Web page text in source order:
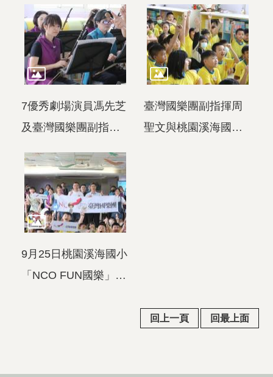
7優秀劇場演員馮先芝
及臺灣國樂團副指揮
氣氛
臺灣國樂團副指揮周
聖文與桃園溪海國小
9月25日桃園溪海國小
「NCO FUN國樂」圓
回上一頁 回最上面